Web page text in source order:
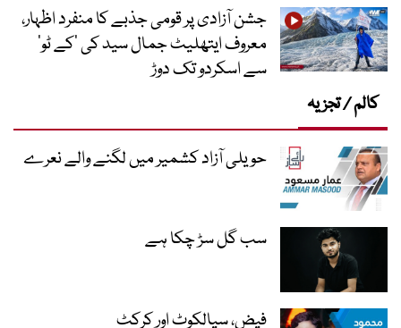
جشن آزادی پر قومی جذبے کا منفرد اظہار،
معروف ایتھلیٹ جمال سید کی ’کے ٹو‘
سے اسکردو تک دوڑ
کالم / تجزیہ
حویلی آزاد کشمیر میں لگنے والے نعرے
سب گل سڑ چکا ہے
فیض، سیالکوٹ اور کرکٹ